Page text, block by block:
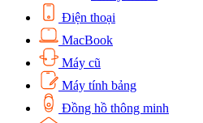
Điện thoại
MacBook
Máy cũ
Máy tính bảng
Đồng hồ thông minh